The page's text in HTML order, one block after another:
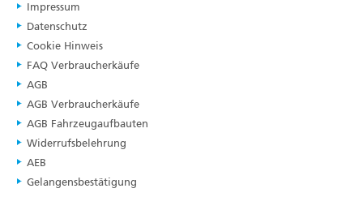
Impressum
Datenschutz
Cookie Hinweis
FAQ Verbraucherkäufe
AGB
AGB Verbraucherkäufe
AGB Fahrzeugaufbauten
Widerrufsbelehrung
AEB
Gelangensbestätigung